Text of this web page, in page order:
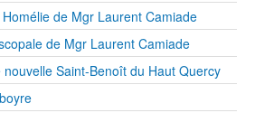
de Mgr Laurent Camiade
de Mgr Laurent Camiade
Saint-Benoît du Haut Quercy